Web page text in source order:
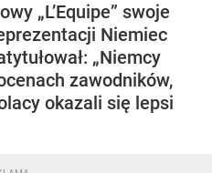
„L’Equipe” swoje
Niemiec
„Niemcy
zawodników,
okazali się lepsi